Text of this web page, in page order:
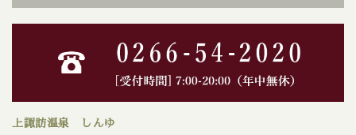
上諏訪温泉 しんゆ